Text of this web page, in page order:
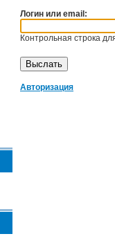
Логин или email:
Контрольная строка
Авторизация